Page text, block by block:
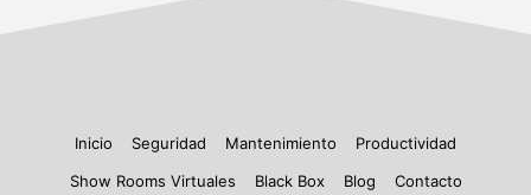
Inicio Seguridad Mantenimiento
Productividad
Show Rooms Virtuales
Black Box Blog Contacto